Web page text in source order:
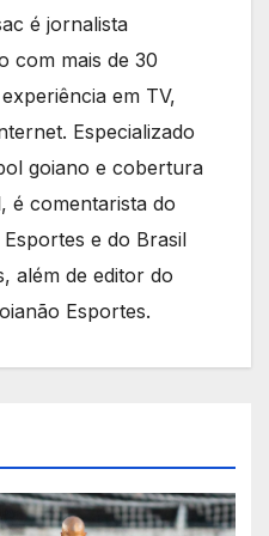
é jornalista
com mais de 30
em TV,
Especializado
goiano e cobertura
é comentarista do
Esportes e do Brasil
além de editor do
Esportes.